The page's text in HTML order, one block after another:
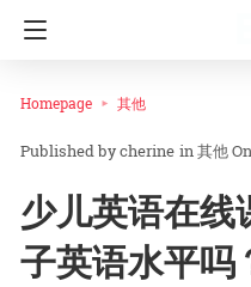
Homepage 其他
cherine in其他
少儿英语在线
子英语水平吗